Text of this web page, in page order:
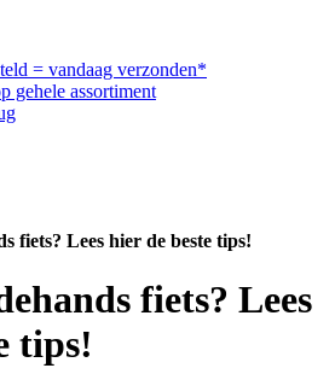
= vandaag verzonden*
gehele assortiment
fiets? Lees hier de beste tips!
fiets? Lees
tips!